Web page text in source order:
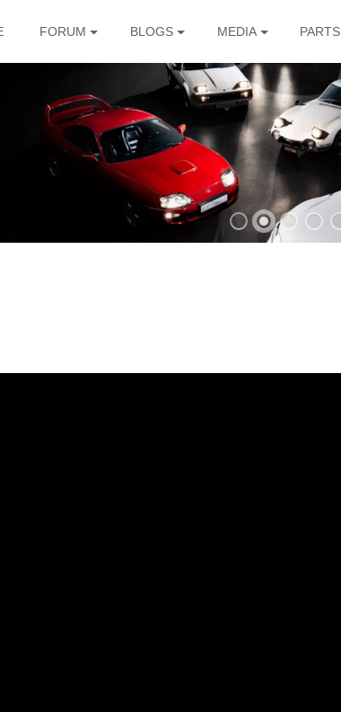
FORUM BLOGS MEDIA PARTS